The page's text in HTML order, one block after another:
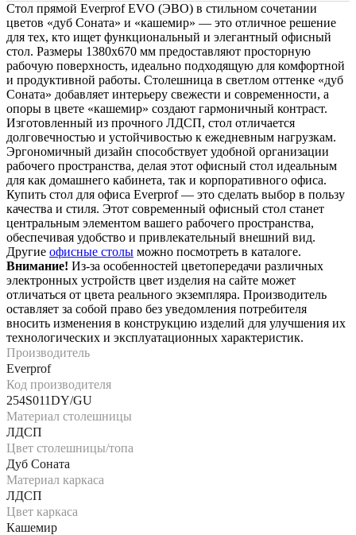
Стол прямой Everprof EVO (ЭВО) в стильном сочетании
цветов «дуб Соната» и «кашемир» — это отличное решение
для тех, кто ищет функциональный и элегантный офисный
стол. Размеры 1380x670 мм предоставляют просторную
рабочую поверхность, идеально подходящую для комфортной
и продуктивной работы. Столешница в светлом оттенке «дуб
Соната» добавляет интерьеру свежести и современности, а
опоры в цвете «кашемир» создают гармоничный контраст.
Изготовленный из прочного ЛДСП, стол отличается
долговечностью и устойчивостью к ежедневным нагрузкам.
Эргономичный дизайн способствует удобной организации
рабочего пространства, делая этот офисный стол идеальным
для как домашнего кабинета, так и корпоративного офиса.
Купить стол для офиса Everprof — это сделать выбор в пользу
качества и стиля. Этот современный офисный стол станет
центральным элементом вашего рабочего пространства,
обеспечивая удобство и привлекательный внешний вид.
Другие офисные столы можно посмотреть в каталоге.
Внимание! Из-за особенностей цветопередачи различных
электронных устройств цвет изделия на сайте может
отличаться от цвета реального экземпляра. Производитель
оставляет за собой право без уведомления потребителя
вносить изменения в конструкцию изделий для улучшения их
технологических и эксплуатационных характеристик.
Производитель
Everprof
Код производителя
254S011DY/GU
Материал столешницы
ЛДСП
Цвет столешницы/топа
Дуб Соната
Материал каркаса
ЛДСП
Цвет каркаса
Кашемир